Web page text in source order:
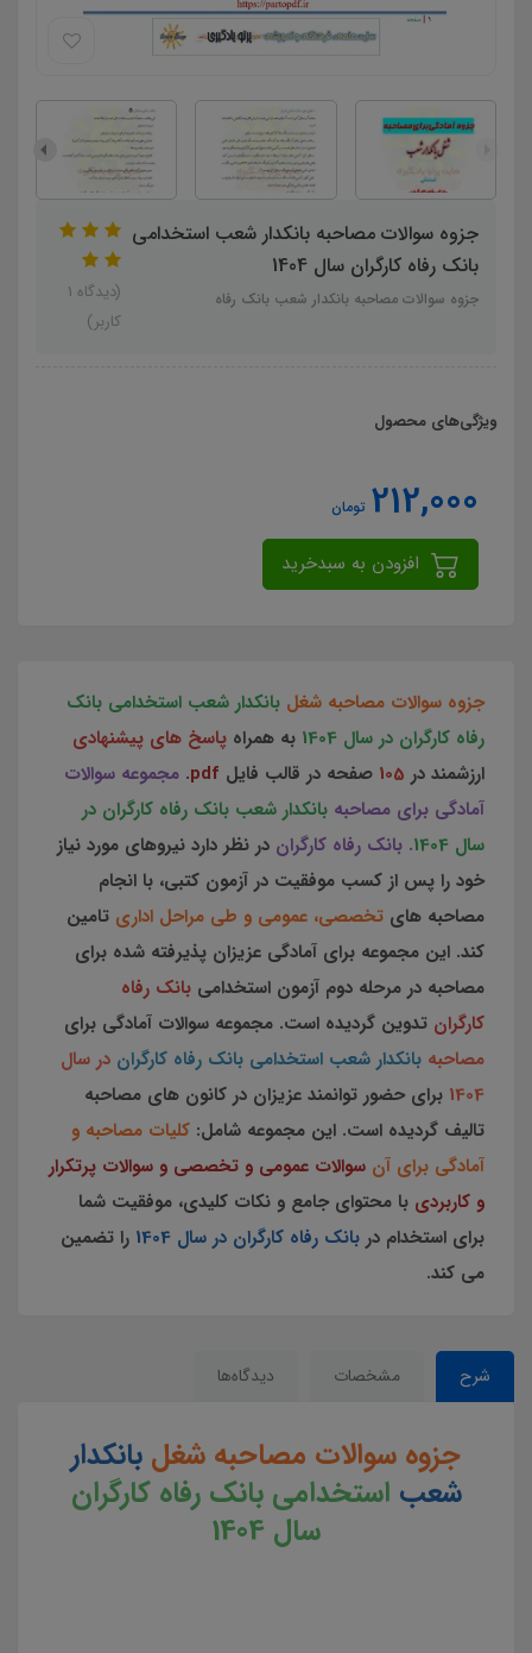
جزوه سوالات مصاحبه بانکدار شعب استخدامی
بانک رفاه کارگران سال 1404
جزوه سوالات مصاحبه بانکدار شعب بانک رفاه
(دیدگاه 1
کاربر)
ویژگی‌های محصول
212,000 تومان
جزوه سوالات مصاحبه شغل بانکدار شعب استخدامی بانک
رفاه کارگران در سال 1404
به همراه پاسخ های پیشنهادی
ارزشمند در 105 صفحه در قالب فایل pdf
. مجموعه سوالات
آمادگی برای مصاحبه بانکدار شعب بانک رفاه کارگران در
سال 1404
. بانک رفاه کارگران در نظر دارد نیروهای مورد نیاز
خود را پس از کسب موفقیت در آزمون کتبی، با انجام
مصاحبه های تخصصی، عمومی و طی مراحل اداری تامین
کند. این مجموعه برای آمادگی عزیزان پذیرفته شده برای
مصاحبه در مرحله دوم آزمون استخدامی بانک رفاه
کارگران تدوین گردیده است. مجموعه سوالات آمادگی برای
مصاحبه بانکدار شعب استخدامی بانک رفاه کارگران در سال
1404 برای حضور توانمند عزیزان در کانون های مصاحبه
تالیف گردیده است. این مجموعه شامل: کلیات مصاحبه و
آمادگی برای آن سوالات عمومی و تخصصی و سوالات پرتکرار
و کاربردی با محتوای جامع و نکات کلیدی، موفقیت شما
برای استخدام در بانک رفاه کارگران در سال 1404
را تضمین
می کند.
شرح مشخصات دیدگاه‌ها
جزوه سوالات مصاحبه شغل بانکدار
شعب استخدامی بانک رفاه کارگران
سال 1404